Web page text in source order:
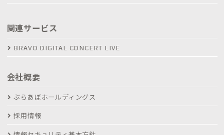
関連サービス
BRAVO DIGITAL CONCERT LIVE
会社概要
ぶらあぼホールディングス
採用情報